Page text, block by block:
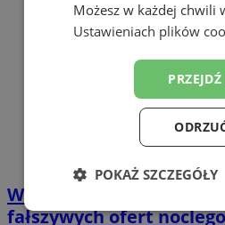
Wakacyjne oszustwa –
fałszywych ofert
Możesz w każdej chwili
Ustawieniach plików
POKAŻ SZCZEGÓŁY
Niezbędne